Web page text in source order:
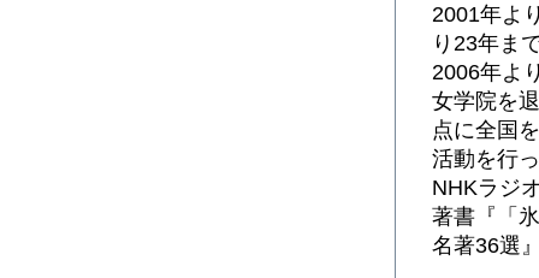
2001年よ
り23年ま
2006年よ
女学院を
点に全国
活動を行
NHKラジ
著書『「
名著36選